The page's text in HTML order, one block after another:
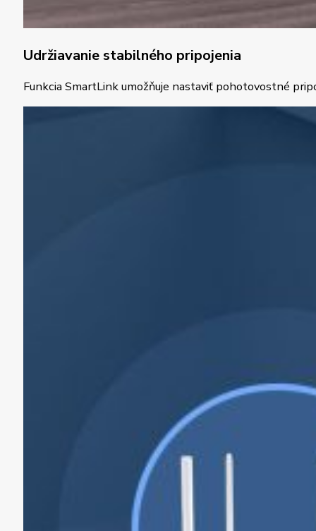
Udržiavanie stabilného pripojenia
Funkcia SmartLink umožňuje nastaviť pohotovostné